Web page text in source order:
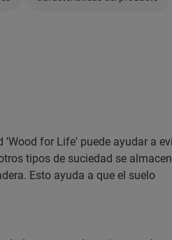
'Wood for Life' puede ayudar a
tipos de suciedad se
Esto ayuda a que el suelo